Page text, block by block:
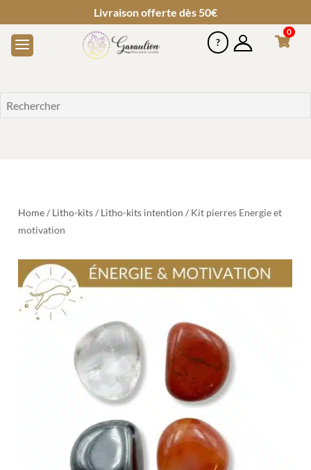
Livraison offerte dès 50€
0
Home/ Litho-kits/ Litho-kits intention / Kit pierres Energie et
motivation